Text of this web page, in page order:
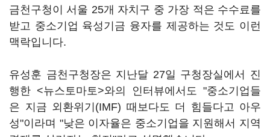
금천구청이 서울 25개 자치구 중 가장 적은 수수료를
받고 중소기업 육성기금 융자를 제공하는 것도 이런
맥락입니다.
유성훈 금천구청장은 지난달 27일 구청장실에서 진
행한 <뉴스토마토>와의 인터뷰에서도 "중소기업들
은 지금 외환위기(IMF) 때보다도 더 힘들다고 아우
성"이라며 "낮은 이자율은 중소기업을 지원해서 지역